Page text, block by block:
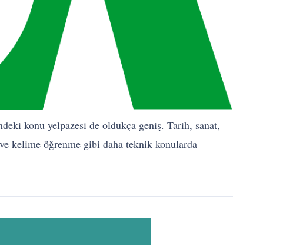
konu yelpazesi de oldukça geniş. Tarih, sanat,
kelime öğrenme gibi daha teknik konularda